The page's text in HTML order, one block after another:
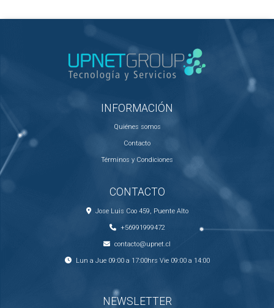
INFORMACIÓN
Quiénes somos
Contacto
Términos y Condiciones
CONTACTO
Jose Luis Coo 459, Puente Alto
+56991999472
contacto@upnet.cl
Lun a Jue 09:00 a 17:00hrs Vie 09:00 a 14:00
NEWSLETTER